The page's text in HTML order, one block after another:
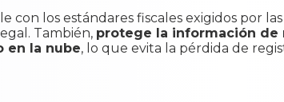
con los estándares fiscales exigidos por
También, protege la información de
en la nube, lo que evita la pérdida de